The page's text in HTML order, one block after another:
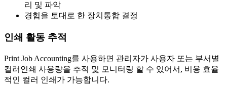
리 및 파악
경험을 토대로 한 장치통합 결정
인쇄 활동 추적
Print Job Accounting를 사용하면 관리자가 사용자 또는 부서별
컬러인쇄 사용량을 추적 및 모니터링 할 수 있어서, 비용 효율
적인 컬러 인쇄가 가능합니다.